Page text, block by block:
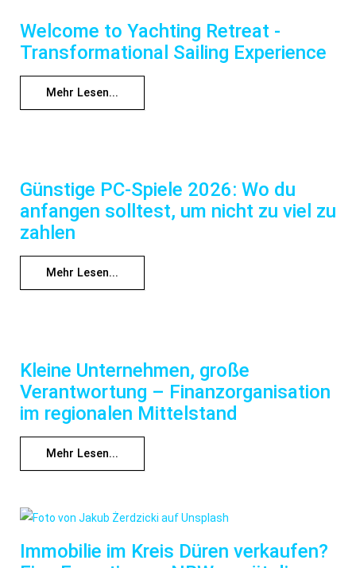
Welcome to Yachting Retreat -
Transformational Sailing Experience
Mehr Lesen...
Günstige PC-Spiele 2026: Wo du
anfangen solltest, um nicht zu viel zu
zahlen
Mehr Lesen...
Kleine Unternehmen, große
Verantwortung – Finanzorganisation
im regionalen Mittelstand
Mehr Lesen...
Immobilie im Kreis Düren verkaufen?